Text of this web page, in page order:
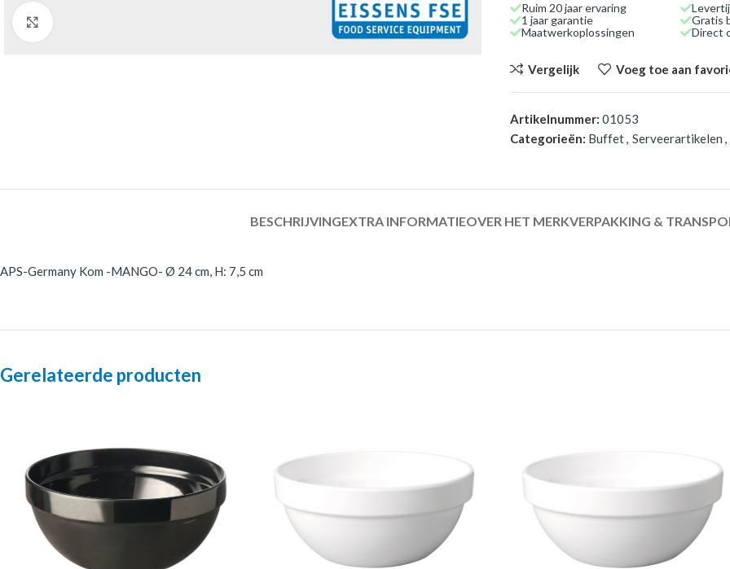
Ruim 20 jaar ervaring
1 jaar garantie
Maatwerkoplossingen
Gratis
Direct
Vergelijk Voeg toe aan
Artikelnummer: 01053
Categorieën: Buffet, Serveerartikelen ,
BESCHRIJVINGEXTRA INFORMATIEOVER HET MERKVERPAKKING &
APS-Germany Kom -MANGO- Ø 24 cm, H: 7,5 cm
Gerelateerde producten